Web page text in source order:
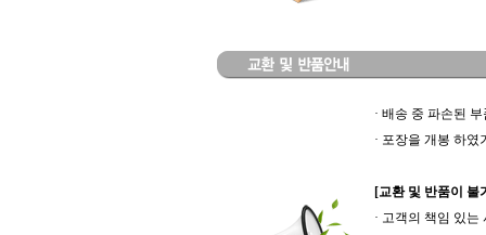
· 배송 중 파손된
· 포장을 개봉 하
[교환 및 반품이 불
· 고객의 책임 있